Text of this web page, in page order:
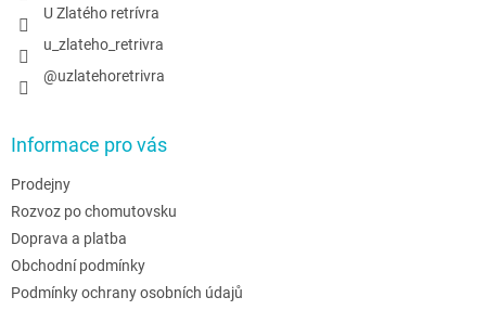
U Zlatého retrívra
u_zlateho_retrivra
@uzlatehoretrivra
Informace pro vás
Prodejny
Rozvoz po chomutovsku
Doprava a platba
Obchodní podmínky
Podmínky ochrany osobních údajů